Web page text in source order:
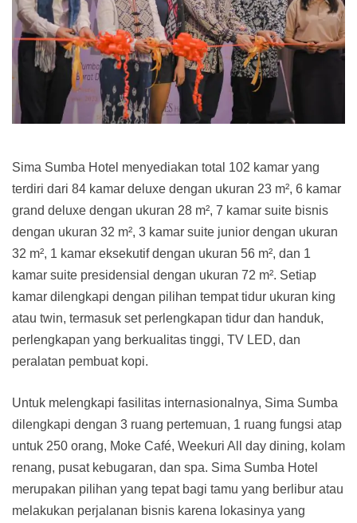
Sima Sumba Hotel menyediakan total 102 kamar yang
terdiri dari 84 kamar deluxe dengan ukuran 23 m², 6 kamar
grand deluxe dengan ukuran 28 m², 7 kamar suite bisnis
dengan ukuran 32 m², 3 kamar suite junior dengan ukuran
32 m², 1 kamar eksekutif dengan ukuran 56 m², dan 1
kamar suite presidensial dengan ukuran 72 m². Setiap
kamar dilengkapi dengan pilihan tempat tidur ukuran king
atau twin, termasuk set perlengkapan tidur dan handuk,
perlengkapan yang berkualitas tinggi, TV LED, dan
peralatan pembuat kopi.
Untuk melengkapi fasilitas internasionalnya, Sima Sumba
dilengkapi dengan 3 ruang pertemuan, 1 ruang fungsi atap
untuk 250 orang, Moke Café, Weekuri All day dining, kolam
renang, pusat kebugaran, dan spa. Sima Sumba Hotel
merupakan pilihan yang tepat bagi tamu yang berlibur atau
melakukan perjalanan bisnis karena lokasinya yang